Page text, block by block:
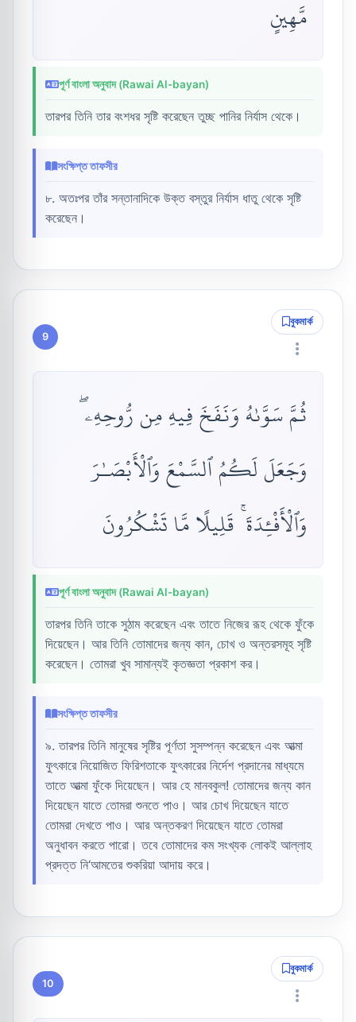
مَّهِينٍ
পূর্ণ বাংলা অনুবাদ (Rawai Al-bayan)
তারপর তিনি তার বংশধর সৃষ্টি করেছেন তুচ্ছ পানির নির্যাস থেকে।
সংক্ষিপ্ত তাফসীর
৮. অতঃপর তাঁর সন্তানাদিকে উক্ত বস্তুর নির্যাস ধাতু থেকে সৃষ্টি
করেছেন।
9
বুকমার্ক
ثُمَّ سَوَّىٰهُ وَنَفَخَ فِيهِ مِن رُّوحِهِۦ ۖ
وَجَعَلَ لَكُمُ ٱلسَّمْعَ وَٱلْأَبْصَـٰرَ
وَٱلْأَفْـِٔدَةَ ۚ قَلِيلًا مَّا تَشْكُرُونَ
পূর্ণ বাংলা অনুবাদ (Rawai Al-bayan)
তারপর তিনি তাকে সুঠাম করেছেন এবং তাতে নিজের রূহ থেকে ফুঁকে
দিয়েছেন। আর তিনি তোমাদের জন্য কান, চোখ ও অন্তরসমূহ সৃষ্টি
করেছেন। তোমরা খুব সামান্যই কৃতজ্ঞতা প্রকাশ কর।
সংক্ষিপ্ত তাফসীর
৯. তারপর তিনি মানুষের সৃষ্টির পূর্ণতা সুসম্পন্ন করেছেন এবং আত্মা
ফুৎকারে নিয়োজিত ফিরিশতাকে ফুৎকারের নির্দেশ প্রদানের মাধ্যমে
তাতে আত্মা ফুঁকে দিয়েছেন। আর হে মানবকুল! তোমাদের জন্য কান
দিয়েছেন যাতে তোমরা শুনতে পাও। আর চোখ দিয়েছেন যাতে
তোমরা দেখতে পাও। আর অন্তকরণ দিয়েছেন যাতে তোমরা
অনুধাবন করতে পারো। তবে তোমাদের কম সংখ্যক লোকই আল্লাহ
প্রদত্ত নি‘আমতের শুকরিয়া আদায় করে।
10
বুকমার্ক